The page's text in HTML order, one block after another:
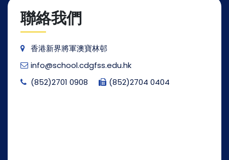
聯絡我們
香港新界將軍澳寶林邨
info@school.cdgfss.edu.hk
(852)2701 0908
(852)2704 0404